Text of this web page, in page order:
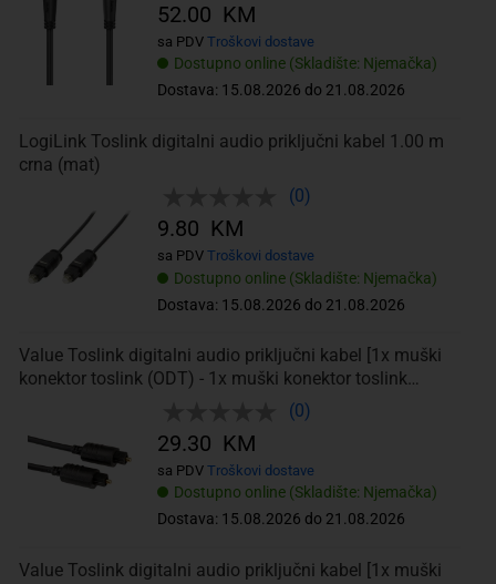
Dostupno online (Skladište: Njemačka)
Dostava: 15.08.2026 do 21.08.2026
52.00 KM
sa PDV Troškovi dostave
LogiLink Toslink digitalni audio priključni kabel 1.00 m
crna (mat)
(0)
Dostupno online (Skladište: Njemačka)
Dostava: 15.08.2026 do 21.08.2026
9.80 KM
sa PDV Troškovi dostave
Value Toslink digitalni audio priključni kabel [1x muški
konektor toslink (ODT) - 1x muški konektor toslink
(0)
Dostupno online (Skladište: Njemačka)
Dostava: 15.08.2026 do 21.08.2026
29.30 KM
sa PDV Troškovi dostave
Value Toslink digitalni audio priključni kabel [1x muški